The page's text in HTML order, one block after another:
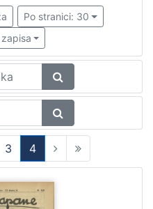
Po stranici: 30
3
4
(current)